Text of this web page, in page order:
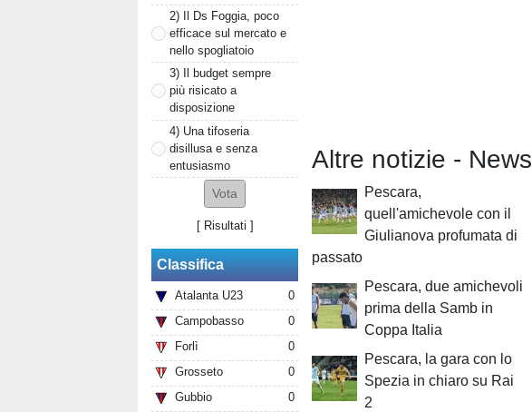
2) Il Ds Foggia, poco
efficace sul mercato e
nello spogliatoio
3) Il budget sempre
più risicato a
disposizione
4) Una tifoseria
disillusa e senza
entusiasmo
[ Risultati ]
Classifica
Atalanta U23
0
Campobasso
0
Forlì
0
Grosseto
0
Gubbio
0
Altre notizie - News
Pescara,
quell'amichevole con il
Giulianova profumata di
passato
Pescara, due amichevoli
prima della Samb in
Coppa Italia
Pescara, la gara con lo
Spezia in chiaro su Rai
2